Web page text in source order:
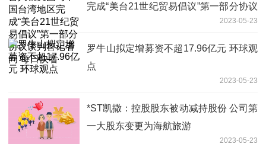
完成“美台21世纪贸易倡议”第一部分协议
2023-05-23
罗牛山拟定增募资不超17.96亿元 环球观
点
2023-05-23
*ST凯撒：控股股东被动减持股份 公司第
一大股东变更为海航旅游
2023-05-23